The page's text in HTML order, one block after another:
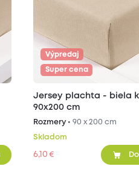
Výpredaj
Super cena
Jersey plachta - biela
90x200 cm
Rozmery • 90 x 200 cm
Skladom
6,10 €